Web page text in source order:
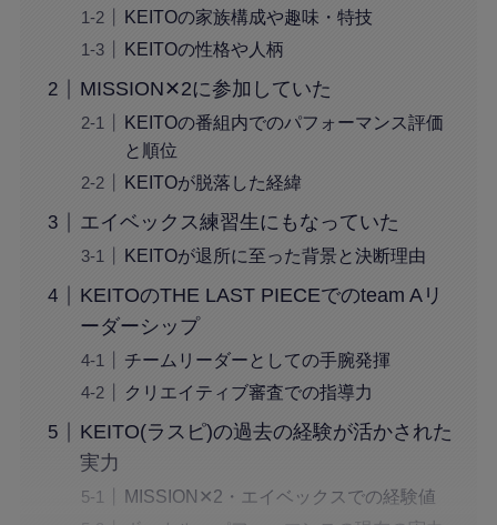
KEITOの家族構成や趣味・特技
KEITOの性格や人柄
MISSION✕2に参加していた
KEITOの番組内でのパフォーマンス評価
と順位
KEITOが脱落した経緯
エイベックス練習生にもなっていた
KEITOが退所に至った背景と決断理由
KEITOのTHE LAST PIECEでのteam Aリ
ーダーシップ
チームリーダーとしての手腕発揮
クリエイティブ審査での指導力
KEITO(ラスピ)の過去の経験が活かされた
実力
MISSION✕2・エイベックスでの経験値